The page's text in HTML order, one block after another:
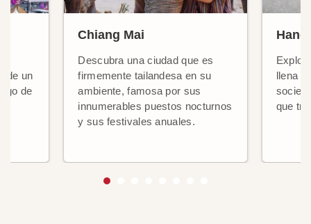
de un
de
Chiang Mai
Descubra una ciudad que es
firmemente tailandesa en su
ambiente, famosa por sus
innumerables puestos nocturnos
y sus festivales anuales.
Hanói
llena
que